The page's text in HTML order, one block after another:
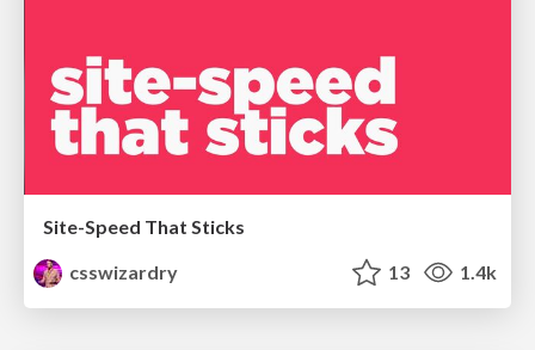
Site-Speed That Sticks
csswizardry
13 1.4k